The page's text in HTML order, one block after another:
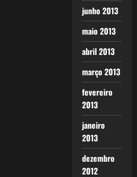
junho 2013
maio 2013
abril 2013
março 2013
fevereiro
2013
janeiro
2013
dezembro
2012